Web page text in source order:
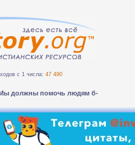
с 1 числа: 47 490
должны помочь людям безопа_